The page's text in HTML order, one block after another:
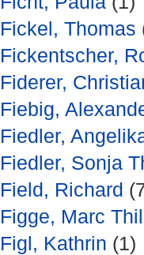
Fickel, Thomas
Fickentscher,
Fiderer,
Fiebig,
Fiedler,
Fiedler, Sonja
Field, Richard
Figge, Marc
Figl, Kathrin (1)